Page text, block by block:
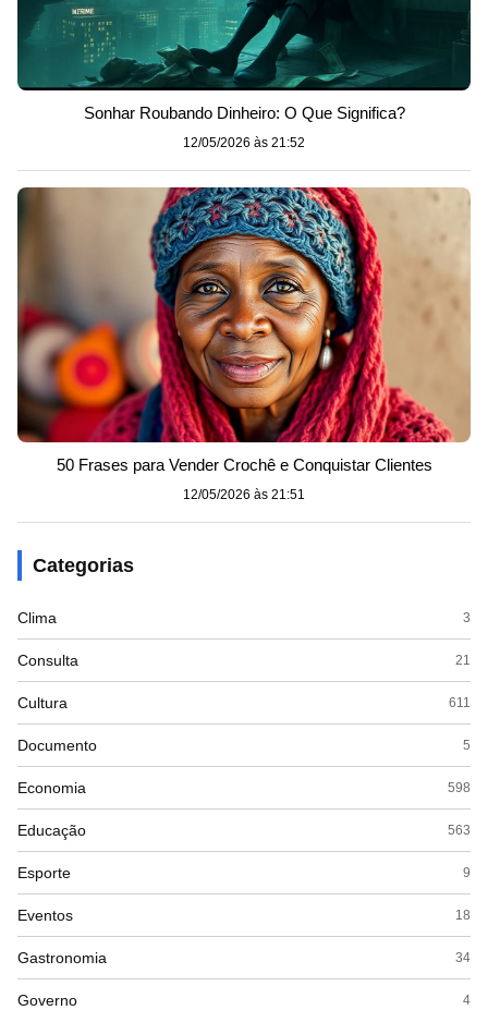
Sonhar Roubando Dinheiro: O Que Significa?
12/05/2026 às 21:52
50 Frases para Vender Crochê e Conquistar Clientes
12/05/2026 às 21:51
Categorias
Clima 3
Consulta 21
Cultura 611
Documento 5
Economia 598
Educação 563
Esporte 9
Eventos 18
Gastronomia 34
Governo 4